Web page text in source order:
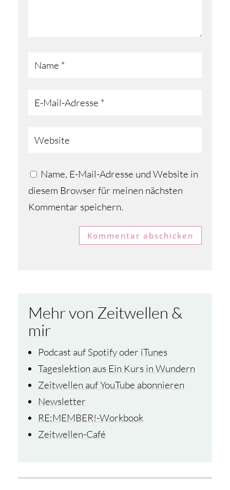
Name, E-Mail-Adresse und Website in
diesem Browser für meinen nächsten
Kommentar speichern.
Kommentar abschicken
Mehr von Zeitwellen &
mir
Podcast auf Spotifyoder iTunes
Tageslektion aus Ein Kurs in Wundern
Zeitwellen auf YouTube abonnieren
Newsletter
RE:MEMBER!-Workbook
Zeitwellen-Café